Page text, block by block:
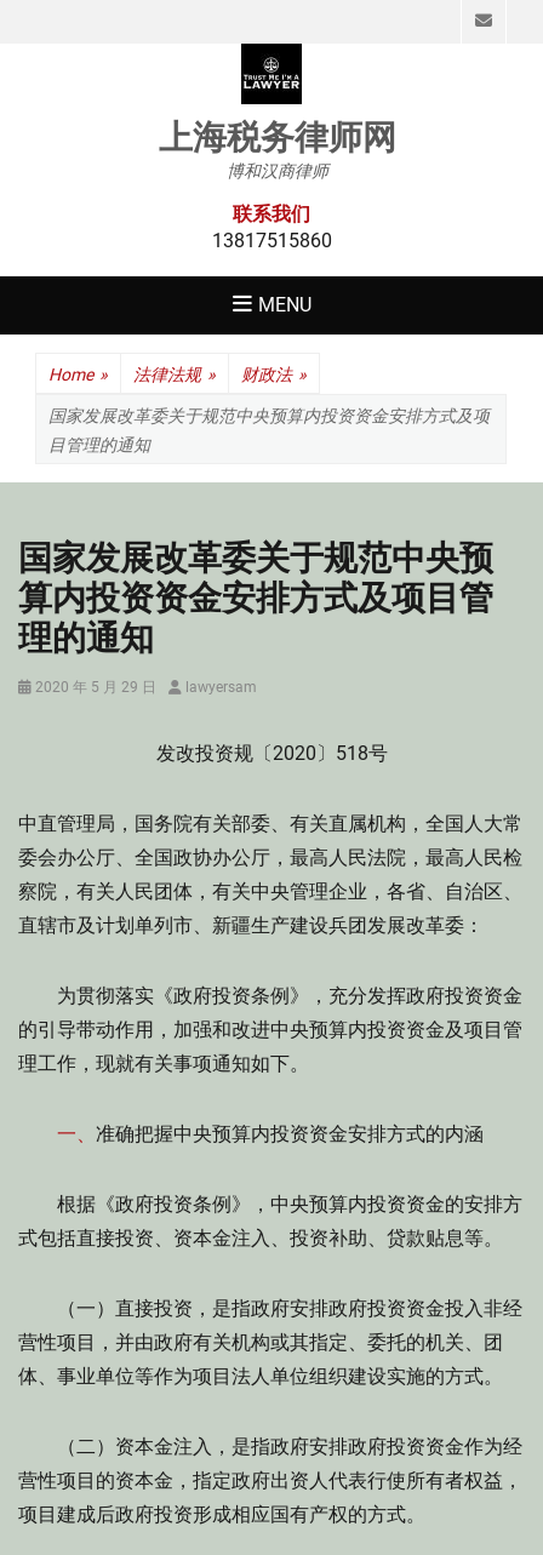
上海税务律师网
博和汉商律师
联系我们
13817515860
MENU
Home » 法律法规 » 财政法 »
国家发展改革委关于规范中央预算内投资资金安排方式及项
目管理的通知
国家发展改革委关于规范中央预
算内投资资金安排方式及项目管
理的通知
Posted
2020 年 5 月 29 日 Authorlawyersam
发改投资规〔2020〕518号
中直管理局，国务院有关部委、有关直属机构，全国人大常
委会办公厅、全国政协办公厅，最高人民法院，最高人民检
察院，有关人民团体，有关中央管理企业，各省、自治区、
直辖市及计划单列市、新疆生产建设兵团发展改革委：
为贯彻落实《政府投资条例》，充分发挥政府投资资金
的引导带动作用，加强和改进中央预算内投资资金及项目管
理工作，现就有关事项通知如下。
一、 准确把握中央预算内投资资金安排方式的内涵
根据《政府投资条例》，中央预算内投资资金的安排方
式包括直接投资、资本金注入、投资补助、贷款贴息等。
（一）直接投资，是指政府安排政府投资资金投入非经
营性项目，并由政府有关机构或其指定、委托的机关、团
体、事业单位等作为项目法人单位组织建设实施的方式。
（二）资本金注入，是指政府安排政府投资资金作为经
营性项目的资本金，指定政府出资人代表行使所有者权益，
项目建成后政府投资形成相应国有产权的方式。